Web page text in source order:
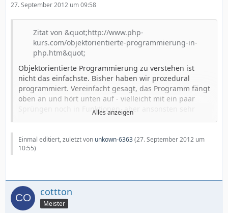
27. September 2012 um 09:58
Zitat von &quot;http://www.php-
kurs.com/objektorientierte-programmierung-in-
php.htm&quot;
Objektorientierte Programmierung zu verstehen ist
nicht das einfachste. Bisher haben wir prozedural
programmiert. Vereinfacht gesagt, das Programm fängt
oben an und hört unten auf - vielleicht mit ein paar
Sprüngen noch in Funktionen, aber ansonsten sehr
Bei der Objektorientierten Programmierung ist die
Zielsetzung, dass
der Quellcode übersichtlicher wird
zukünftige Erweiterungen einfach werden.
Alles anzeigen
Einmal editiert, zuletzt von unkown-6363(27. September 2012 um
10:55)
cottton
Meister